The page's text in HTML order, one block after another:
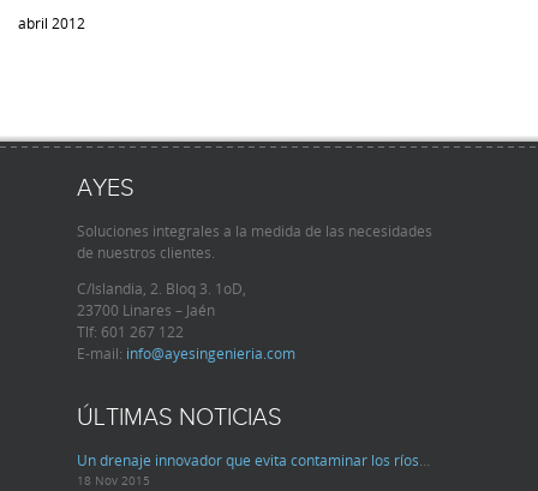
abril 2012
AYES
Soluciones integrales a la medida de las necesidades
de nuestros clientes.
C/Islandia, 2. Bloq 3. 1oD,
23700 Linares – Jaén
Tlf: 601 267 122
E-mail: info@ayesingenieria.com
ÚLTIMAS NOTICIAS
Un drenaje innovador que evita contaminar los ríos…
18 Nov 2015